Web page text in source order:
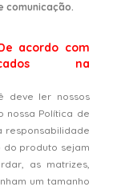
comunicação.
acordo com
na
deve ler nossos
nossa Política de
responsabilidade
do produto sejam
as matrizes,
um tamanho